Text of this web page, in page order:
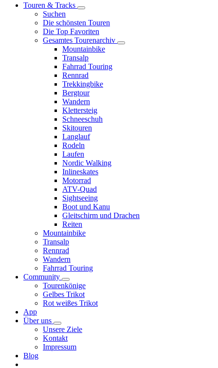
Touren & Tracks
Suchen
Die schönsten Touren
Die Top Favoriten
Gesamtes Tourenarchiv
Mountainbike
Transalp
Fahrrad Touring
Rennrad
Trekkingbike
Bergtour
Wandern
Klettersteig
Schneeschuh
Skitouren
Langlauf
Rodeln
Laufen
Nordic Walking
Inlineskates
Motorrad
ATV-Quad
Sightseeing
Boot und Kanu
Gleitschirm und Drachen
Reiten
Mountainbike
Transalp
Rennrad
Wandern
Fahrrad Touring
Community
Tourenkönige
Gelbes Trikot
Rot weißes Trikot
App
Über uns
Unsere Ziele
Kontakt
Impressum
Blog